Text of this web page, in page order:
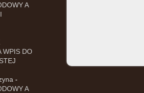
A
WPIS DO
-
A